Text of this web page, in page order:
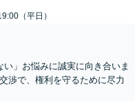
（平日）
」お悩みに誠実に向き合いま
渉で、権利を守るために尽力